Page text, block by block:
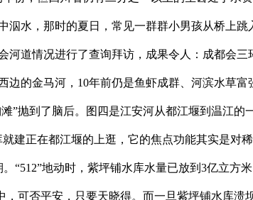
水，那时的夏日，常见一群群小男孩从桥上跳
道情况进行了查询拜访，成果令人：成都会
的金马河，10年前仍是鱼虾成群、河滨水草
”抛到了脑后。图四是江安河从都江堰到温江的
建正在都江堰的上逛，它的焦点功能其实是对
“512”地动时，紫坪铺水库水量已放到3亿立方
可否平安，只要天晓得。而一旦紫坪铺水库溃